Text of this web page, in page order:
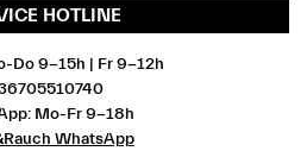
HOTLINE
Do 9-15h | Fr 9-12h
Mo-Fr 9-18h
WhatsApp